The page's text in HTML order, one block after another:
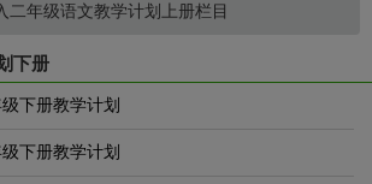
二年级语文教学计划上册栏目
下册
下册教学计划
下册教学计划